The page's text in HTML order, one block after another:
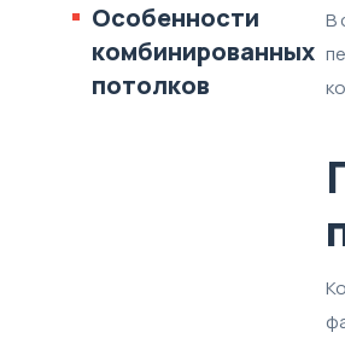
Особенности
комбинированных
потолков
В